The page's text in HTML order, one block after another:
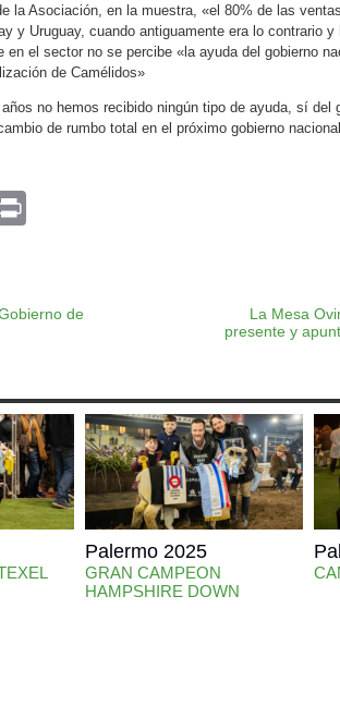
la Asociación, en la muestra, «el 80% de las
y Uruguay, cuando antiguamente era lo contrario y
en el sector no se percibe «la ayuda del gobierno
de Camélidos»
no hemos recibido ningún tipo de ayuda, sí del
de rumbo total en el próximo gobierno
de
La Mesa
presente y
Palermo 2025
GRAN CAMPEON
HAMPSHIRE DOWN